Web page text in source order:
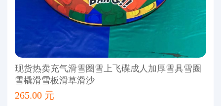
现货热卖充气滑雪圈雪上飞碟成人加厚雪具雪圈
雪橇滑雪板滑草滑沙
265.00 元